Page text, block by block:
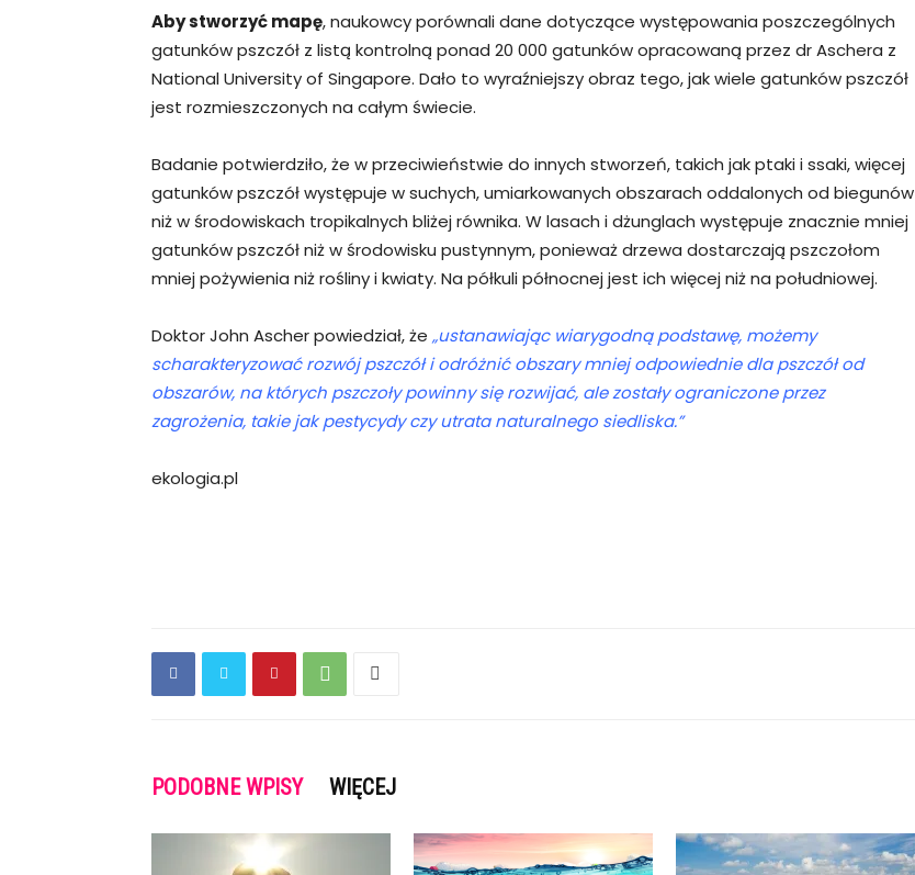
Aby stworzyć mapę, naukowcy porównali dane dotyczące występowania poszczególnych
gatunków pszczół z listą kontrolną ponad 20 000 gatunków opracowaną przez dr Aschera z
National University of Singapore. Dało to wyraźniejszy obraz tego, jak wiele gatunków pszczół
jest rozmieszczonych na całym świecie.
Badanie potwierdziło, że w przeciwieństwie do innych stworzeń, takich jak ptaki i ssaki, więcej
gatunków pszczół występuje w suchych, umiarkowanych obszarach oddalonych od biegunów
niż w środowiskach tropikalnych bliżej równika. W lasach i dżunglach występuje znacznie mniej
gatunków pszczół niż w środowisku pustynnym, ponieważ drzewa dostarczają pszczołom
mniej pożywienia niż rośliny i kwiaty. Na półkuli północnej jest ich więcej niż na południowej.
Doktor John Ascher powiedział, że „ustanawiając wiarygodną podstawę, możemy
scharakteryzować rozwój pszczół i odróżnić obszary mniej odpowiednie dla pszczół od
obszarów, na których pszczoły powinny się rozwijać, ale zostały ograniczone przez
zagrożenia, takie jak pestycydy czy utrata naturalnego siedliska.”
ekologia.pl
PODOBNE WPISY WIĘCEJ